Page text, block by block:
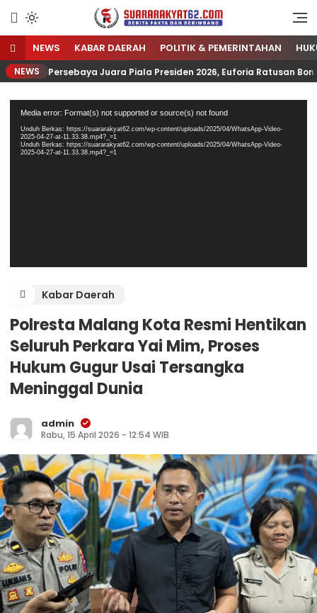
Suararakyat62.com
Sumber Referensi Terpercaya
NEWS KABAR DAERAH POLITIK & PEMERINTAHAN
NEWS Persebaya Juara Piala Presiden 2026, Euforia Ratusan
Video
Media error: Format(s) not supported or source(s) not found
Unduh Berkas: https://suararakyat62.com/wp-content/uploads/2025/04/WhatsApp-Video-
2025-04-27-at-11.33.38.mp4?_=1
Unduh Berkas: https://suararakyat62.com/wp-content/uploads/2025/04/WhatsApp-Video-
2025-04-27-at-11.33.38.mp4?_=1
Kabar Daerah
Polresta Malang Kota Resmi Hentikan
Seluruh Perkara Yai Mim, Proses
Hukum Gugur Usai Tersangka
Meninggal Dunia
admin
Rabu, 15 April 2026 - 12:54 WIB